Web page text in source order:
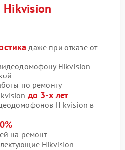
Hikvision
даже при отказе от
Hikvision
по ремонту
до 3-х лет
Hikvision в
на ремонт
Hikvision